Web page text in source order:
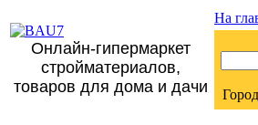
Онлайн-гипермаркет
стройматериалов,
товаров для дома и дачи
На